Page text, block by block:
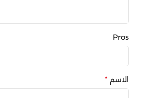
Pros
الاسم *